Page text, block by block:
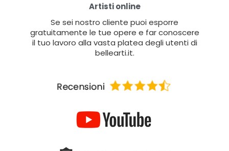
Artisti online
Se sei nostro cliente puoi esporre
gratuitamente le tue opere e far conoscere
il tuo lavoro alla vasta platea degli utenti di
bellearti.it.